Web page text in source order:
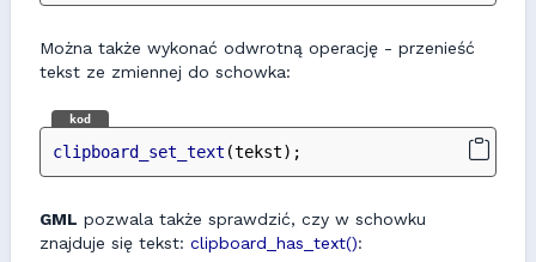
Można także wykonać odwrotną operację - przenieść
tekst ze zmiennej do schowka:
kod
clipboard_set_text (tekst);
GML pozwala także sprawdzić, czy w schowku
znajduje się tekst: clipboard_has_text():